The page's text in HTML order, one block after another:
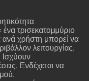
τρισεκατομμύριο
χρήστη μπορεί να
λειτουργίας.
Ισχύουν
Ενδέχεται να